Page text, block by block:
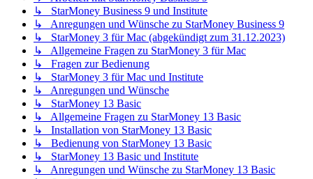
↳ StarMoney Business 9 und Institute
↳ Anregungen und Wünsche zu StarMoney Business 9
↳ StarMoney 3 für Mac (abgekündigt zum 31.12.2023)
↳ Allgemeine Fragen zu StarMoney 3 für Mac
↳ Fragen zur Bedienung
↳ StarMoney 3 für Mac und Institute
↳ Anregungen und Wünsche
↳ StarMoney 13 Basic
↳ Allgemeine Fragen zu StarMoney 13 Basic
↳ Installation von StarMoney 13 Basic
↳ Bedienung von StarMoney 13 Basic
↳ StarMoney 13 Basic und Institute
↳ Anregungen und Wünsche zu StarMoney 13 Basic